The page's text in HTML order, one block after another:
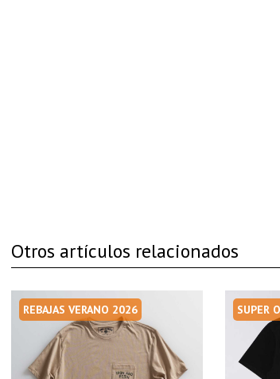
Otros artículos relacionados
REBAJAS VERANO 2026 SUPER